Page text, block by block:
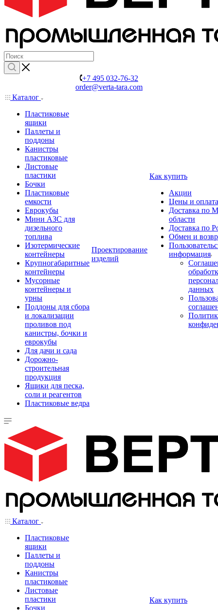
+7 495 032-76-32
order@verta-tara.com
Каталог
Пластиковые
ящики
Паллеты и
поддоны
Канистры
пластиковые
Листовые
пластики
Бочки
Пластиковые
емкости
Еврокубы
Мини АЗС для
дизельного
топлива
Изотермические
контейнеры
Крупногабаритные
контейнеры
Мусорные
контейнеры и
урны
Поддоны для сбора
и локализации
проливов под
канистры, бочки и
еврокубы
Для дачи и сада
Дорожно-
строительная
продукция
Ящики для песка,
соли и реагентов
Пластиковые ведра
Проектирование
изделий
Как купить
Акции
Цены и оплата
Доставка по
области
Доставка по
Обмен и
информация
данных
Каталог
Пластиковые
ящики
Паллеты и
поддоны
Канистры
пластиковые
Листовые
пластики
Бочки
Как купить